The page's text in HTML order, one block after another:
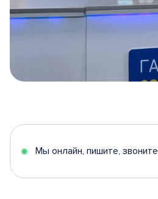
5
Мы онлайн, пишите, звоните